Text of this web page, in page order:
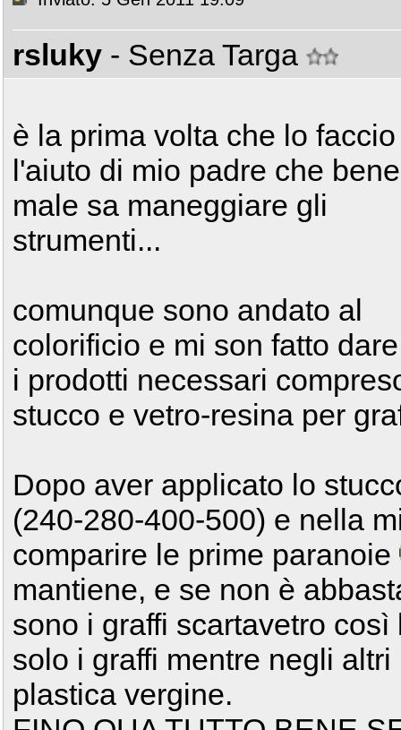
rsluky - Senza Targa
è la prima volta che lo
l'aiuto di mio padre che
male sa maneggiare gli
strumenti...
comunque sono andato al
colorificio e mi son fatto
i prodotti necessari
stucco e vetro-resina per
Dopo aver applicato lo
(240-280-400-500) e nella
comparire le prime paranoie
mantiene, e se non è
sono i graffi scartavetro
solo i graffi mentre negli
plastica vergine.